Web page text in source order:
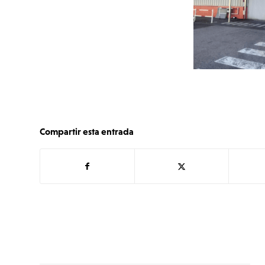
Compartir esta entrada